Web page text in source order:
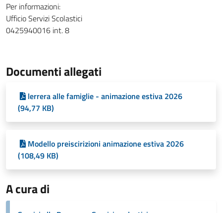
Per informazioni:
Ufficio Servizi Scolastici
0425940016 int. 8
Documenti allegati
lerrera alle famiglie - animazione estiva 2026
(94,77 KB)
Modello preiscirizioni animazione estiva 2026
(108,49 KB)
A cura di